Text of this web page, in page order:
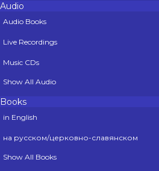
Audio
Audio Books
Live Recordings
Music CDs
Show All Audio
Books
in English
на русском/церковно-славянском
Show All Books